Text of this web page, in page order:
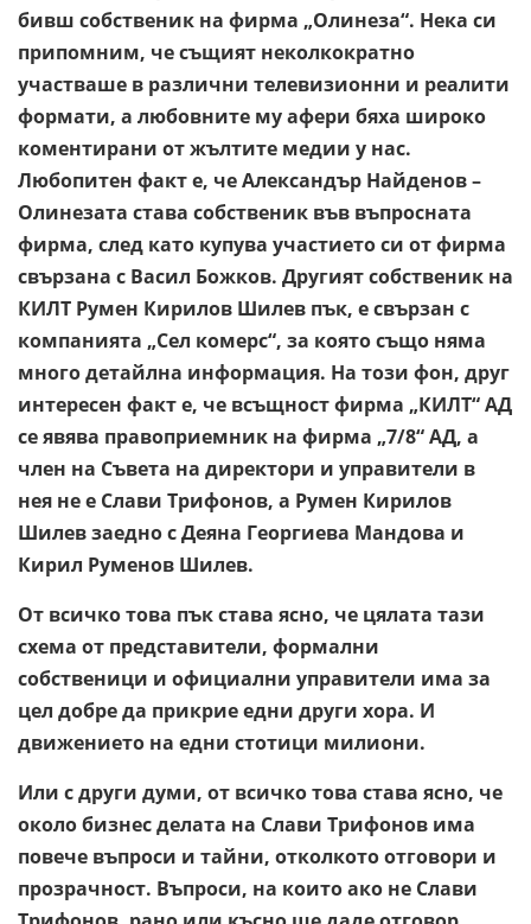
бивш собственик на фирма „Олинеза“. Нека си
припомним, че същият неколкократно
участваше в различни телевизионни и реалити
формати, а любовните му афери бяха широко
коментирани от жълтите медии у нас.
Любопитен факт е, че Александър Найденов –
Олинезата става собственик във въпросната
фирма, след като купува участието си от фирма
свързана с Васил Божков. Другият собственик на
КИЛТ Румен Кирилов Шилев пък, е свързан с
компанията „Сел комерс“, за която също няма
много детайлна информация. На този фон, друг
интересен факт е, че всъщност фирма „КИЛТ“ АД
се явява правоприемник на фирма „7/8“ АД, а
член на Съвета на директори и управители в
нея не е Слави Трифонов, а Румен Кирилов
Шилев заедно с Деяна Георгиева Мандова и
Кирил Руменов Шилев.
От всичко това пък става ясно, че цялата тази
схема от представители, формални
собственици и официални управители има за
цел добре да прикрие едни други хора. И
движението на едни стотици милиони.
Или с други думи, от всичко това става ясно, че
около бизнес делата на Слави Трифонов има
повече въпроси и тайни, отколкото отговори и
прозрачност. Въпроси, на които ако не Слави